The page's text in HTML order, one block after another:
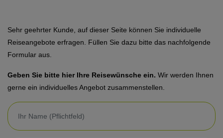
Sehr geehrter Kunde, auf dieser Seite können Sie individuelle
Reiseangebote erfragen. Füllen Sie dazu bitte das nachfolgende
Formular aus.
Geben Sie bitte hier Ihre Reisewünsche ein. Wir werden Ihnen
gerne ein individuelles Angebot zusammenstellen.